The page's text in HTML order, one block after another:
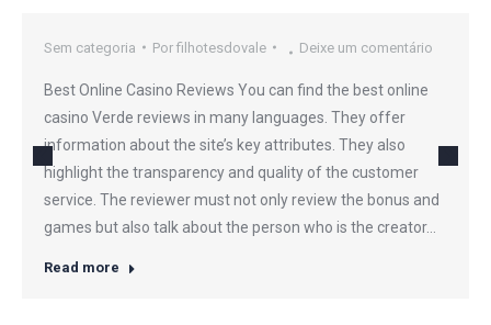
Sem categoria Por filhotesdovale Deixe um comentário
Best Online Casino Reviews You can find the best online
casino Verde reviews in many languages. They offer
information about the site’s key attributes. They also
highlight the transparency and quality of the customer
service. The reviewer must not only review the bonus and
games but also talk about the person who is the creator…
Read more